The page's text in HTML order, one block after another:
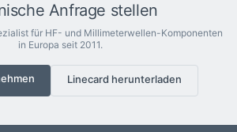
Anfrage stellen
für HF- und Millimeterwellen-Komponenten
in Europa seit 2011.
Linecard herunterladen